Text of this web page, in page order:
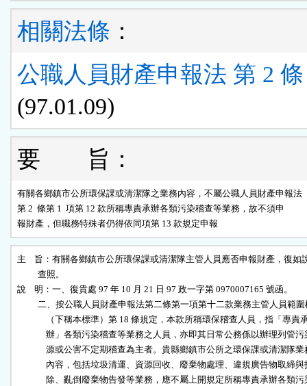
相關法條 ：
公職人員財產申報法 第 2 條
(97.01.09)
要 旨：
有關各鄉鎮市公所環保課或清潔隊之業務內容，不屬公職人員財產申報法
第 2  條第 1  項第 12 款所稱專責承辦各類污染稽查等業務，故不須申
報財產，但職務特殊者仍得依同項第 13 款規定申報
主    旨：有關各鄉鎮市公所環保課或清潔隊主管人員應否申報財產，復如
          查照。
說    明：一、復貴處 97 年 10 月 21 日 97 政一字第 0970007165 號函。
二、按公職人員財產申報法第二條第一項第十二款業務主管人員範
（下稱本標準）第 18 條規定，本款所稱環保稽查人員，指「專責
辦」各類污染稽查等業務之人員，亦即其日常公務係以辦理列管污
源或公害不定期稽查為主者。貴縣鄉鎮市公所之環保課或清潔隊業
內容，包括垃圾清運、資源回收、廢棄物處理、違規廣告物取締與
除、亂倒廢棄物告發等業務，應不屬上開規定所稱專責承辦各類污